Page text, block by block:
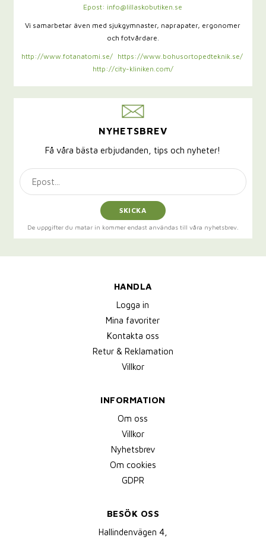
Epost: info@lillaskobutiken.se
Vi samarbetar även med sjukgymnaster, naprapater, ergonomer
och fotvårdare.
http://www.fotanatomi.se/
https://www.bohusortopedteknik.se/
http://city-kliniken.com/
NYHETSBREV
Få våra bästa erbjudanden, tips och nyheter!
SKICKA
De uppgifter du matar in kommer endast användas till våra nyhetsbrev.
HANDLA
Logga in
Mina favoriter
Kontakta oss
Retur & Reklamation
Villkor
INFORMATION
Om oss
Villkor
Nyhetsbrev
Om cookies
GDPR
BESÖK OSS
Hallindenvägen 4,